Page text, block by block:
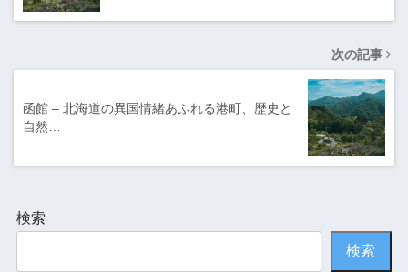
次の記事
函館 – 北海道の異国情緒あふれる港町、歴史と
自然…
検索
検索